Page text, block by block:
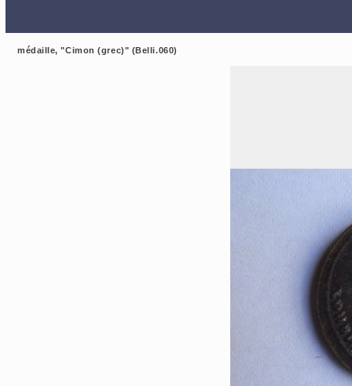
médaille, "Cimon (grec)" (Belli.060)